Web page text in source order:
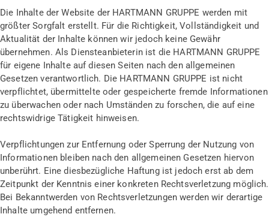
Die Inhalte der Website der HARTMANN GRUPPE werden mit
größter Sorgfalt erstellt. Für die Richtigkeit, Vollständigkeit und
Aktualität der Inhalte können wir jedoch keine Gewähr
übernehmen. Als Diensteanbieterin ist die HARTMANN GRUPPE
für eigene Inhalte auf diesen Seiten nach den allgemeinen
Gesetzen verantwortlich. Die HARTMANN GRUPPE ist nicht
verpflichtet, übermittelte oder gespeicherte fremde Informationen
zu überwachen oder nach Umständen zu forschen, die auf eine
rechtswidrige Tätigkeit hinweisen.
Verpflichtungen zur Entfernung oder Sperrung der Nutzung von
Informationen bleiben nach den allgemeinen Gesetzen hiervon
unberührt. Eine diesbezügliche Haftung ist jedoch erst ab dem
Zeitpunkt der Kenntnis einer konkreten Rechtsverletzung möglich.
Bei Bekanntwerden von Rechtsverletzungen werden wir derartige
Inhalte umgehend entfernen.